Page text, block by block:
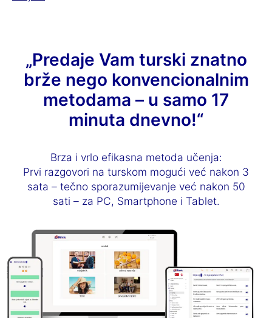
„Predaje Vam turski znatno
brže nego konvencionalnim
metodama – u samo 17
minuta dnevno!“
Brza i vrlo efikasna metoda učenja:
Prvi razgovori na turskom mogući već nakon 3
sata – tečno sporazumijevanje već nakon 50
sati – za PC, Smartphone i Tablet.